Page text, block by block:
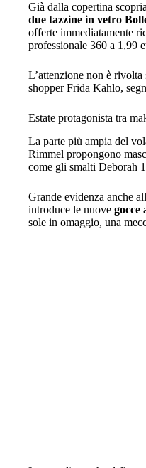
Già dalla copertina
due tazzine in vetro
offerte immediatamente
professionale 360 a 1,99
L’attenzione non è
shopper Frida Kahlo,
Estate protagonista tra
La parte più ampia del
Rimmel propongono
come gli smalti Deborah
Grande evidenza anche
introduce le nuove gocce
sole in omaggio, una